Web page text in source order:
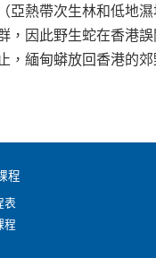
（亞熱帶次生林和低地
，因此野生蛇在香港
，緬甸蟒放回香港的
程
表
程